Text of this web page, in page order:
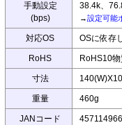
手動設定
(bps)
38.4k、
→設定可能
対応OS OSに依存
RoHS RoHS10
寸法
重量 460g
JANコード